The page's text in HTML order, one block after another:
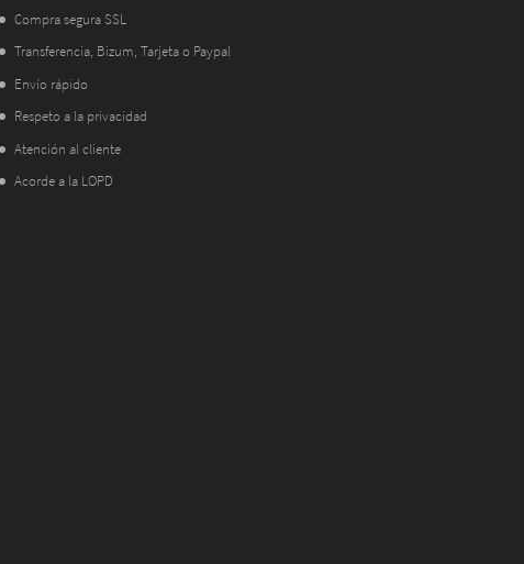
Compra segura SSL
Transferencia, Bizum, Tarjeta o Paypal
Envío rápido
Respeto a la privacidad
Atención al cliente
Acorde a la LOPD